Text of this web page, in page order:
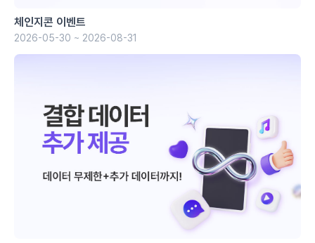
체인지콘 이벤트
2026-05-30 ~ 2026-08-31